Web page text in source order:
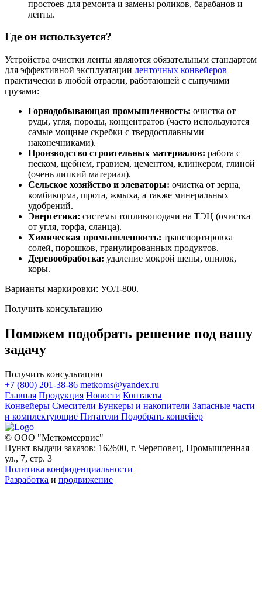
простоев для ремонта и замены роликов, барабанов и
ленты.
Где он используется?
Устройства очистки ленты являются обязательным стандартом
для эффективной эксплуатации ленточных конвейеров
практически в любой отрасли, работающей с сыпучими
грузами:
Горнодобывающая промышленность: очистка от
руды, угля, породы, концентратов (часто используются
самые мощные скребки с твердосплавными
наконечниками).
Производство строительных материалов: работа с
песком, щебнем, гравием, цементом, клинкером, глиной
(очень липкий материал).
Сельское хозяйство и элеваторы: очистка от зерна,
комбикорма, шрота, жмыха, а также минеральных
удобрений.
Энергетика: системы топливоподачи на ТЭЦ (очистка
от угля, торфа, сланца).
Химическая промышленность: транспортировка
солей, порошков, гранулированных продуктов.
Деревообработка: удаление мокрой щепы, опилок,
коры.
Варианты маркировки: УОЛ-800.
Получить консультацию
Поможем подобрать решение под вашу
задачу
Получить консультацию
+7 (800) 201-38-86 metkoms@yandex.ru
Главная Продукция Новости Контакты
Конвейеры Смесители Бункеры и накопители Запасные части
и комплектующие Питатели Подобрать конвейер
© ООО "Меткомсервис"
Пункт выдачи заказов: 162600, г. Череповец, Промышленная
ул., 7, стр. 3
Политика конфиденциальности
Разработка и продвижение